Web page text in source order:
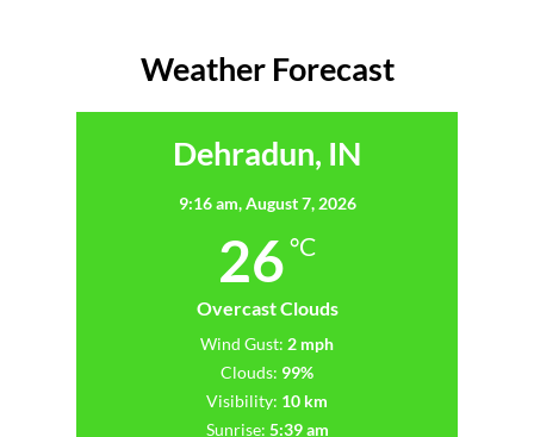
Weather Forecast
Dehradun, IN
9:16 am,August 7, 2026
26 °C
Overcast Clouds
Wind Gust: 2 mph
Clouds: 99%
Visibility: 10 km
Sunrise: 5:39 am